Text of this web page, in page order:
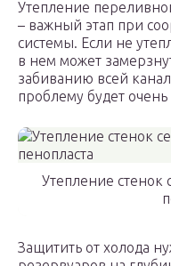
Утепление
– важный этап при
системы. Если не
в нем может
забиванию всей
проблему будет
Утепление стенок
Защитить от холода